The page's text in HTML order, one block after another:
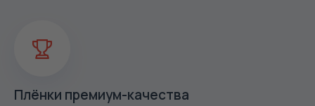
Плёнки премиум-качества